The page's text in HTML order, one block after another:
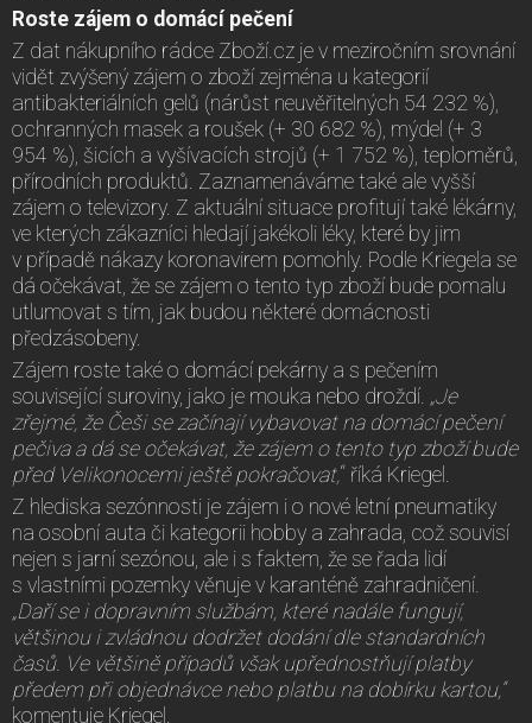
Roste zájem o domácí pečení
Z dat nákupního rádce Zboží.cz je v meziročním srovnání
vidět zvýšený zájem o zboží zejména u kategorií
antibakteriálních gelů (nárůst neuvěřitelných 54 232 %),
ochranných masek a roušek (+ 30 682 %), mýdel (+ 3
954 %), šicích a vyšívacích strojů (+ 1 752 %), teploměrů,
přírodních produktů. Zaznamenáváme také ale vyšší
zájem o televizory. Z aktuální situace profitují také lékárny,
ve kterých zákazníci hledají jakékoli léky, které by jim
v případě nákazy koronavirem pomohly. Podle Kriegela se
dá očekávat, že se zájem o tento typ zboží bude pomalu
utlumovat s tím, jak budou některé domácnosti
předzásobeny.
Zájem roste také o domácí pekárny a s pečením
související suroviny, jako je mouka nebo droždí. „Je
zřejmé, že Češi se začínají vybavovat na domácí pečení
pečiva a dá se očekávat, že zájem o tento typ zboží bude
před Velikonocemi ještě pokračovat,“ říká Kriegel.
Z hlediska sezónnosti je zájem i o nové letní pneumatiky
na osobní auta či kategorii hobby a zahrada, což souvisí
nejen s jarní sezónou, ale i s faktem, že se řada lidí
s vlastními pozemky věnuje v karanténě zahradničení
„Daří se i dopravním službám, které nadále fungují,
většinou i zvládnou dodržet dodání dle standardních
časů. Ve většině případů však upřednostňují platby
předem při objednávce nebo platbu na dobírku kartou,“
komentuje Kriegel.